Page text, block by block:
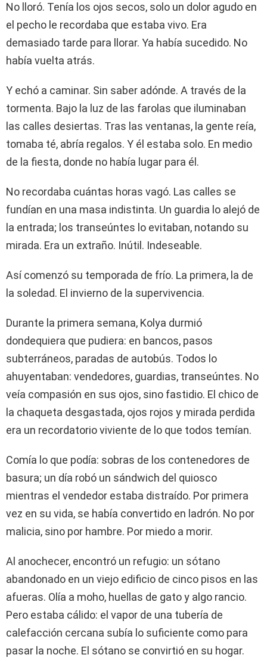
No lloró. Tenía los ojos secos, solo un dolor agudo en
el pecho le recordaba que estaba vivo. Era
demasiado tarde para llorar. Ya había sucedido. No
había vuelta atrás.
Y echó a caminar. Sin saber adónde. A través de la
tormenta. Bajo la luz de las farolas que iluminaban
las calles desiertas. Tras las ventanas, la gente reía,
tomaba té, abría regalos. Y él estaba solo. En medio
de la fiesta, donde no había lugar para él.
No recordaba cuántas horas vagó. Las calles se
fundían en una masa indistinta. Un guardia lo alejó de
la entrada; los transeúntes lo evitaban, notando su
mirada. Era un extraño. Inútil. Indeseable.
Así comenzó su temporada de frío. La primera, la de
la soledad. El invierno de la supervivencia.
Durante la primera semana, Kolya durmió
dondequiera que pudiera: en bancos, pasos
subterráneos, paradas de autobús. Todos lo
ahuyentaban: vendedores, guardias, transeúntes. No
veía compasión en sus ojos, sino fastidio. El chico de
la chaqueta desgastada, ojos rojos y mirada perdida
era un recordatorio viviente de lo que todos temían.
Comía lo que podía: sobras de los contenedores de
basura; un día robó un sándwich del quiosco
mientras el vendedor estaba distraído. Por primera
vez en su vida, se había convertido en ladrón. No por
malicia, sino por hambre. Por miedo a morir.
Al anochecer, encontró un refugio: un sótano
abandonado en un viejo edificio de cinco pisos en las
afueras. Olía a moho, huellas de gato y algo rancio.
Pero estaba cálido: el vapor de una tubería de
calefacción cercana subía lo suficiente como para
pasar la noche. El sótano se convirtió en su hogar.